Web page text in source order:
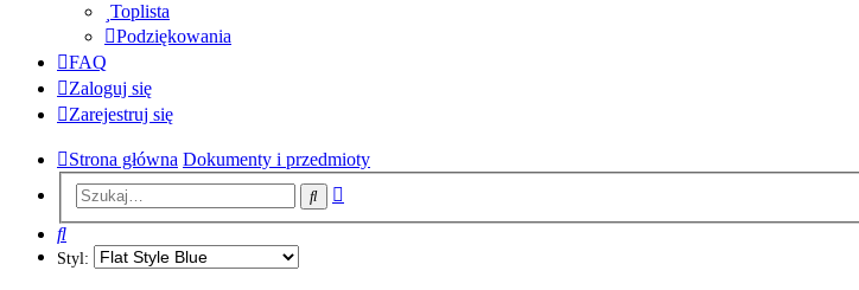
Toplista
Podziękowania
FAQ
Zaloguj się
Zarejestruj się
Strona główna Dokumenty i przedmioty
Szukaj
Szukaj
Styl: